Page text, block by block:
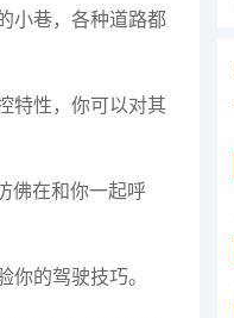
小巷，各种道路都
特性，你可以对其
佛在和你一起呼
的驾驶技巧。